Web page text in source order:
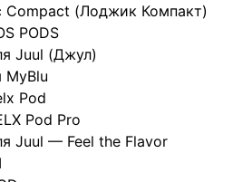
Compact (Лоджик Компакт)
PODS
Juul (Джул)
MyBlu
Pod
Pod Pro
Juul — Feel the Flavor